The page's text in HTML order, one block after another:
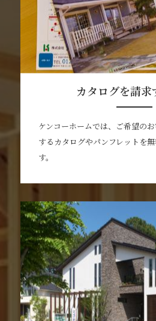
カタログを請求
ケンコーホームでは、ご希望の
するカタログやパンフレットを
す。